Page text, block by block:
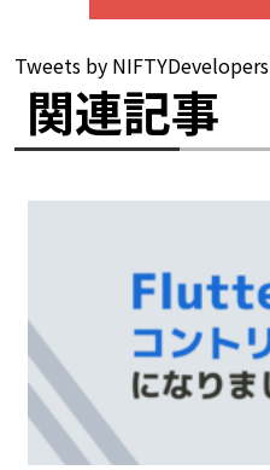
Tweets by NIFTYDevelopers
関連記事